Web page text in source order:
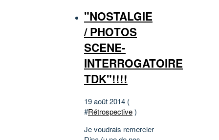
"NOSTALGIE
/ PHOTOS
SCENE-
INTERROGATOIRE
TDK"!!!!
19 août 2014 (
#Rétrospective)
Je voudrais remercier